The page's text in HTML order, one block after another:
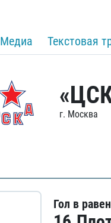
Медиа Текстовая
г. Москва
Гол в